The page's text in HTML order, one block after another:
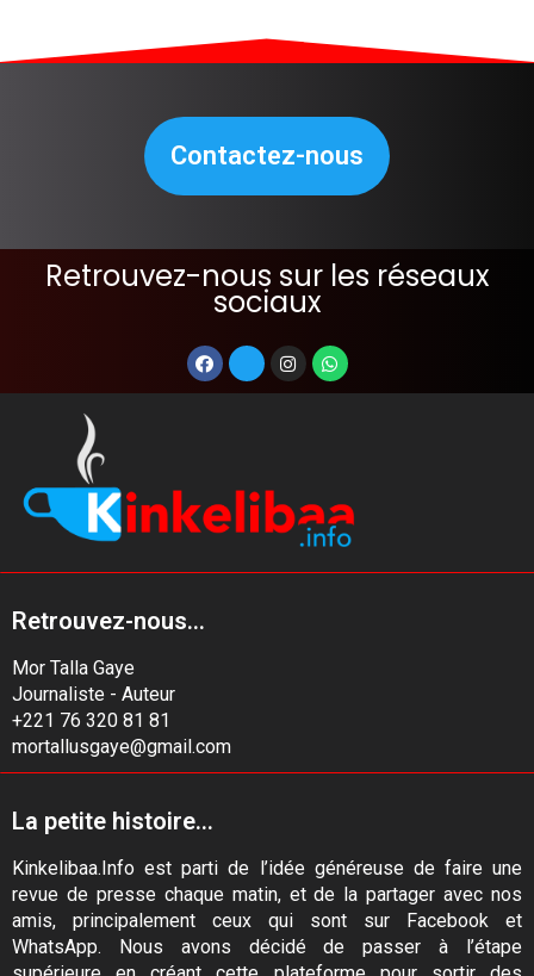
Contactez-nous
Retrouvez-nous sur les réseaux
sociaux
Retrouvez-nous...
Mor Talla Gaye
Journaliste - Auteur
+221 76 320 81 81
mortallusgaye@gmail.com
La petite histoire...
Kinkelibaa.Info est parti de l’idée généreuse de faire une
revue de presse chaque matin, et de la partager avec nos
amis, principalement ceux qui sont sur Facebook et
WhatsApp. Nous avons décidé de passer à l’étape